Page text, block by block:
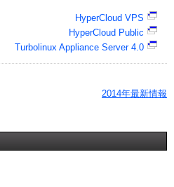
HyperCloud VPS
HyperCloud Public
Turbolinux Appliance Server 4.0
2014年最新情報